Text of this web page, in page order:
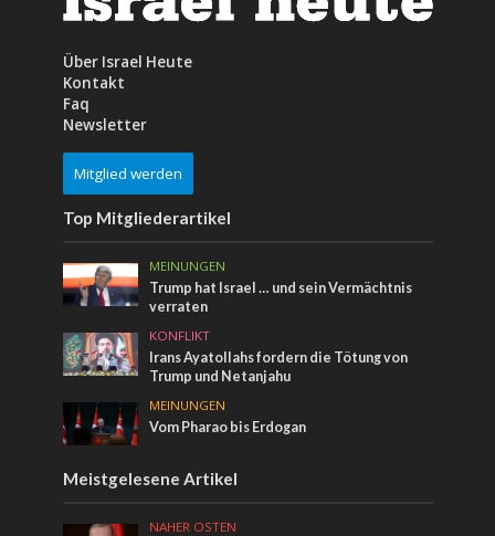
Über Israel Heute
Kontakt
Faq
Newsletter
Mitglied werden
Top Mitgliederartikel
MEINUNGEN
Trump hat Israel … und sein Vermächtnis
verraten
KONFLIKT
Irans Ayatollahs fordern die Tötung von
Trump und Netanjahu
MEINUNGEN
Vom Pharao bis Erdogan
Meistgelesene Artikel
NAHER OSTEN